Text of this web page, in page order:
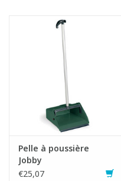
Fiche produit
Pelle à poussière
Jobby
€25,07